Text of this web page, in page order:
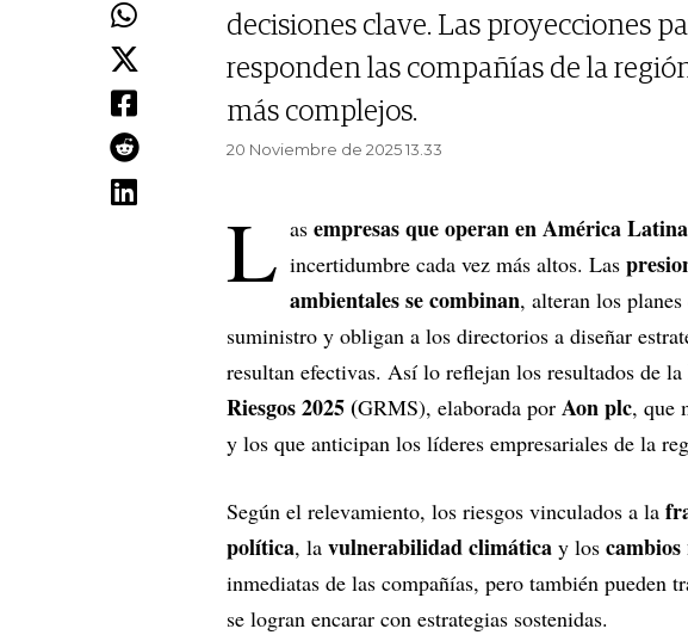
decisiones clave. Las proyecciones
responden las compañías de la
más complejos.
20 Noviembre de 2025 13.33
L as empresas que operan en América Latina
incertidumbre cada vez más altos. Las
ambientales se combinan, alteran los
suministro y obligan a los directorios a diseñar
resultan efectivas. Así lo reflejan los resultados de la
Riesgos 2025 (GRMS), elaborada por Aon plc, que
y los que anticipan los líderes empresariales de la
Según el relevamiento, los riesgos vinculados a la
política, la vulnerabilidad climática y los
inmediatas de las compañías, pero también pueden
se logran encarar con estrategias sostenidas.